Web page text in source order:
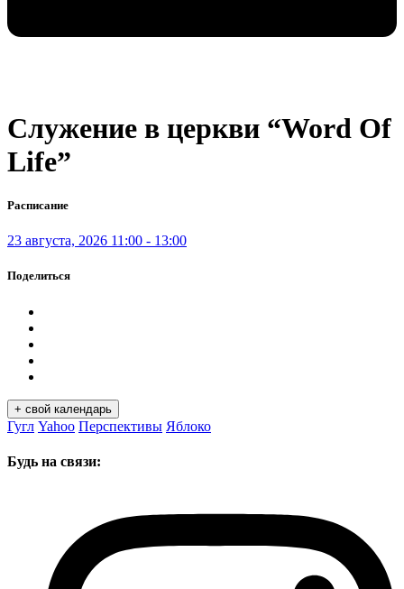
Служение в церкви “Word Of
Life”
Расписание
23 августа, 2026 11:00 - 13:00
Поделиться
+ свoй календарь
Гугл Yahoo Перспективы Яблоко
Будь на связи: